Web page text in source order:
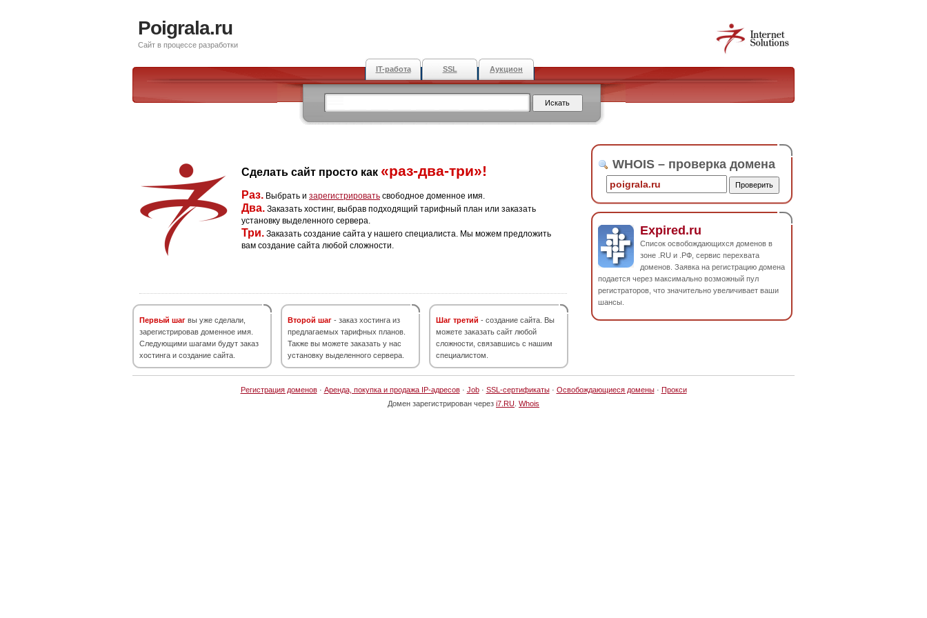
Poigrala.ru
Сайт в процессе разработки
IT-работа SSL Аукцион
Сделать сайт просто как «раз-два-три»!
Раз. Выбрать и зарегистрировать свободное доменное имя.
Два. Заказать хостинг, выбрав подходящий тарифный план или заказать
установку выделенного сервера.
Три. Заказать создание сайта у нашего специалиста. Мы можем предложить
вам создание сайта любой сложности.
Первый шаг вы уже сделали,
зарегистрировав доменное имя.
Следующими шагами будут заказ
хостинга и создание сайта.
Второй шаг - заказ хостинга из
предлагаемых тарифных планов.
Также вы можете заказать у нас
установку выделенного сервера.
Шаг третий - создание сайта. Вы
можете заказать сайт любой
сложности, связавшись с нашим
специалистом.
WHOIS – проверка домена
Expired.ru
Список освобождающихся доменов в
зоне .RU и .РФ, сервис перехвата
доменов. Заявка на регистрацию домена
подается через максимально возможный пул
регистраторов, что значительно увеличивает ваши
шансы.
Регистрация доменов· Аренда, покупка и продажа IP-адресов· Job· SSL-сертификаты· Освобождающиеся домены· Прокси
Домен зарегистрирован через i7.RU Whois